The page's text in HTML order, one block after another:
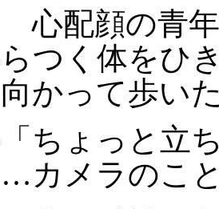
心配顔の青
らつく体をひ
向かって歩い
「ちょっと立
…カメラのこ